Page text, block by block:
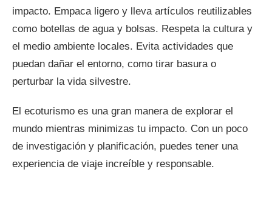
impacto. Empaca ligero y lleva artículos reutilizables
como botellas de agua y bolsas. Respeta la cultura y
el medio ambiente locales. Evita actividades que
puedan dañar el entorno, como tirar basura o
perturbar la vida silvestre.
El ecoturismo es una gran manera de explorar el
mundo mientras minimizas tu impacto. Con un poco
de investigación y planificación, puedes tener una
experiencia de viaje increíble y responsable.